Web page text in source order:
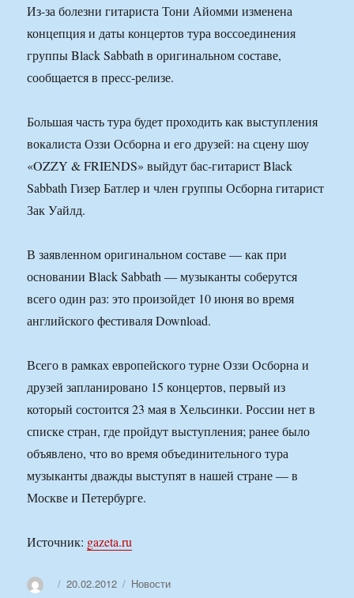
Из-за болезни гитариста Тони Айомми изменена
концепция и даты концертов тура воссоединения
группы Black Sabbath в оригинальном составе,
сообщается в пресс-релизе.
Большая часть тура будет проходить как выступления
вокалиста Оззи Осборна и его друзей: на сцену шоу
«OZZY & FRIENDS» выйдут бас-гитарист Black
Sabbath Гизер Батлер и член группы Осборна гитарист
Зак Уайлд.
В заявленном оригинальном составе — как при
основании Black Sabbath — музыканты соберутся
всего один раз: это произойдет 10 июня во время
английского фестиваля Download.
Всего в рамках европейского турне Оззи Осборна и
друзей запланировано 15 концертов, первый из
который состоится 23 мая в Хельсинки. России нет в
списке стран, где пройдут выступления; ранее было
объявлено, что во время объединительного тура
музыканты дважды выступят в нашей стране — в
Москве и Петербурге.
Источник: gazeta.ru
АвторОпубликовано
20.02.2012 Рубрики
Новости